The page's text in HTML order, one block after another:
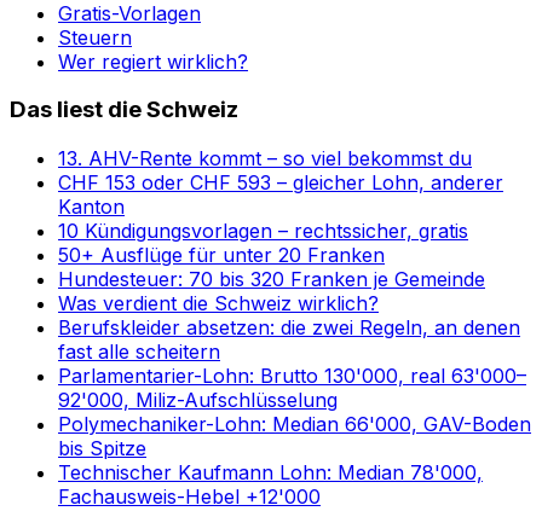
Gratis-Vorlagen
Steuern
Wer regiert wirklich?
Das liest die Schweiz
13. AHV-Rente kommt – so viel bekommst du
CHF 153 oder CHF 593 – gleicher Lohn, anderer
Kanton
10 Kündigungsvorlagen – rechtssicher, gratis
50+ Ausflüge für unter 20 Franken
Hundesteuer: 70 bis 320 Franken je Gemeinde
Was verdient die Schweiz wirklich?
Berufskleider absetzen: die zwei Regeln, an denen
fast alle scheitern
Parlamentarier-Lohn: Brutto 130'000, real 63'000–
92'000, Miliz-Aufschlüsselung
Polymechaniker-Lohn: Median 66'000, GAV-Boden
bis Spitze
Technischer Kaufmann Lohn: Median 78'000,
Fachausweis-Hebel +12'000